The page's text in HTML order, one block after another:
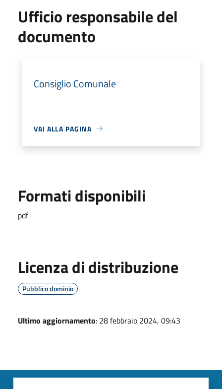
Ufficio responsabile del
documento
Consiglio Comunale
VAI ALLA PAGINA
Formati disponibili
pdf
Licenza di distribuzione
Pubblico dominio
Ultimo aggiornamento: 28 febbraio 2024, 09:43